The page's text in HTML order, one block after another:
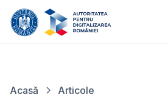
Acasă Articole